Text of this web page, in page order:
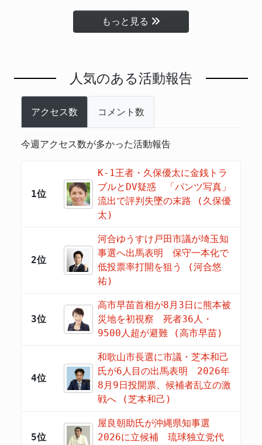
もっと見る
人気のある活動報告
アクセス数 コメント数
今週アクセス数が多かった活動報告
1位
K-1王者・久保優太に金銭トラ
ブルとDV疑惑 「パンツ写真」
流出で評判失墜の末路 (久保優
太)
2位
河合ゆうすけ戸田市議が埼玉知
事選へ出馬表明 保守一本化で
低投票率打開を狙う (河合悠
祐)
3位
高市早苗首相が8月3日に熊本被
災地を初視察 死者36人・
9500人超が避難 (高市早苗)
4位
和歌山市長選に市議・芝本和己
氏が6人目の出馬表明 2026年
8月9日投開票、候補者乱立の激
戦へ (芝本和己)
5位
屋良朝助氏が沖縄県知事選
2026に立候補 琉球独立党代